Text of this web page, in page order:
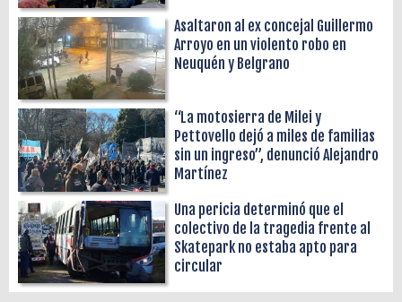
Asaltaron al ex concejal Guillermo
Arroyo en un violento robo en
Neuquén y Belgrano
“La motosierra de Milei y
Pettovello dejó a miles de familias
sin un ingreso”, denunció Alejandro
Martínez
Una pericia determinó que el
colectivo de la tragedia frente al
Skatepark no estaba apto para
circular